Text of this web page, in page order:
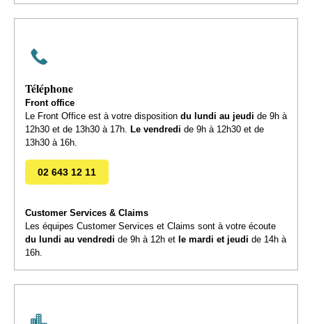
Téléphone
Front office
Le Front Office est à votre disposition du lundi au jeudi de 9h à
12h30 et de 13h30 à 17h.
Le vendredi de 9h à 12h30 et de
13h30 à 16h.
02 643 12 11
Customer Services & Claims
Les équipes Customer Services et Claims sont à votre écoute
du lundi au vendredi de 9h à 12h et le mardi et jeudi de 14h à
16h.